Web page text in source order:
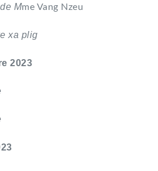
Mme Vang Nzeu
xa plig
2023